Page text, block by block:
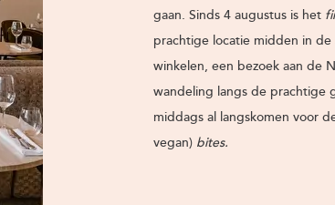
gaan. Sinds 4 augustus is het
prachtige locatie midden in
winkelen, een bezoek aan de
wandeling langs de prachtige
middags al langskomen voor
vegan) bites.